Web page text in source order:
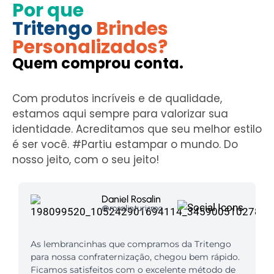
Por que
TritengoBrindes
Personalizados?
Quem comprou conta.
Com produtos incríveis e de qualidade,
estamos aqui sempre para valorizar sua
identidade. Acreditamos que seu melhor estilo
é ser você. #Partiu estampar o mundo. Do
nosso jeito, com o seu jeito!
Daniel Rosalin
@rosalinturismo
As lembrancinhas que compramos da Tritengo
para nossa confraternização, chegou bem rápido.
Ficamos satisfeitos com o excelente método de